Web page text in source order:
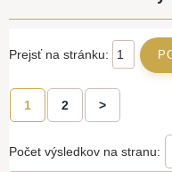
Prejsť na stránku:
1 2 >
Počet výsledkov na stranu: